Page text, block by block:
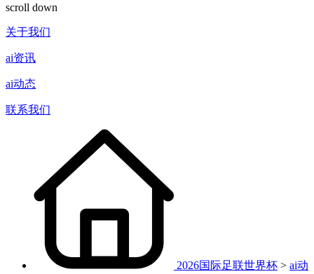
scroll down
关于我们
ai资讯
ai动态
联系我们
2026国际足联世界杯 > ai动